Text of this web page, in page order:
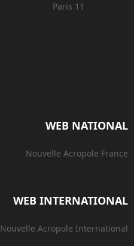
Paris 11
WEB NATIONAL
Nouvelle Acropole France
WEB INTERNATIONAL
Nouvelle Acropole International